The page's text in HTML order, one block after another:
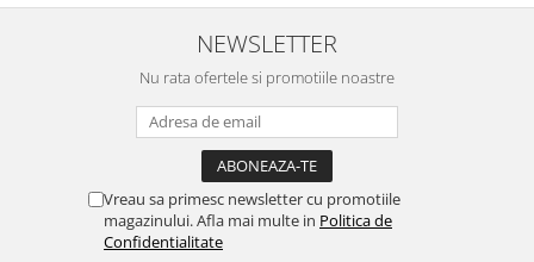
NEWSLETTER
Nu rata ofertele si promotiile noastre
Vreau sa primesc newsletter cu promotiile
magazinului. Afla mai multe in Politica de
Confidentialitate